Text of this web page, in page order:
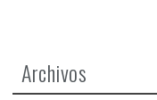
Archivos